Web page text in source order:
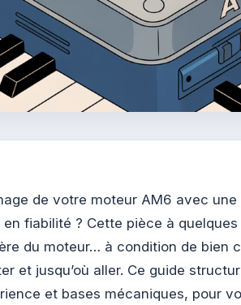
de votre moteur AM6 avec
fiabilité ? Cette pièce à
du moteur… à condition de bien
et jusqu’où aller. Ce guide
et bases mécaniques, pour